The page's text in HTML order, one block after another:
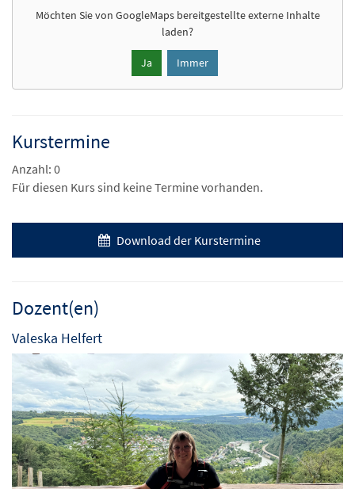
Möchten Sie von GoogleMapsbereitgestellte externe Inhalte
laden?
Ja Immer
Kurstermine
Anzahl: 0
Für diesen Kurs sind keine Termine vorhanden.
Download der Kurstermine
Dozent(en)
Valeska Helfert